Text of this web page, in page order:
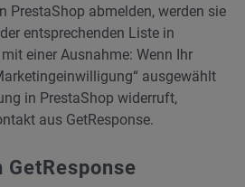
PrestaShop abmelden, werden sie
entsprechenden Liste in
einer Ausnahme: Wenn Ihr
ausgewählt
in PrestaShop widerruft,
aus GetResponse.